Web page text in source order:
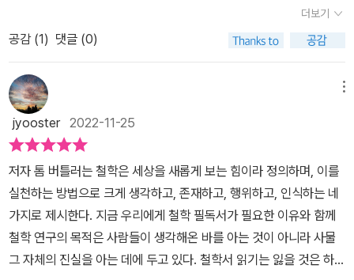
한 번쯤은 들어봤을 것이다.근대 철학의 아버지라 불리며 합리주의
철학자로 철학 뿐만 아니라 과학, 수학에도 지대한 공헌을 남긴 인물
이다.《제일철학에 관한 성찰》이 그의 대표 저작으로 앞서 말했던 유
명한 철학적 명제가 바로 이 책에 담겨 있다.이 명제로 인해 우리는 신
중심의 사고에서 벗어나 인간 중심의 사고에 접어들게 되었다해도 과
언이 아니다.사고의 전환이나 전복이었다.데카르트는 우리가 믿고 있
는 것들이 대부분 거짓이라 생각했으며, 잘못된 생각을 시정하고자
했다.'학문에서 무엇이든 확고한 것을 정립하려면 일생에 한 번은 모
든 것을 뒤집어엎고 최초의 토대에서 다시 시작해야 한다.'천문학, 의
학 같은 자연과학은 관찰과 측정에 기반을 두기 때문에 학문적으로
철학책으로 노벨문학상을 받은 앙리 베르고송의 <창조적 진화>, 헤
겔의 <정신현상학>, 칸트의 <순수이성비판>, 파스칼의 <팡세>, 사
르트르의 <존재와 무> 등 제목이 난해하거나 어려워 보인다는 선입
견으로 결코 읽지 않았을 법한 책도 이번 기회에 그 가치를 알게 되니
이 또한 즐겁습니다. 어떤 새로운 시각을 안기는지, 현대인들에게 던
지는 화두의 의미를 짚어주는 <세계 철학 필독서 50>입니다. 반면
제목만으로도 호기심을 끄는 책도 많았습니다. '톨스토이의 역사관에
대한 고찰'이란 부제가 붙은 이사야 벌린의 <고슴도치와 여우>는 인
간이 지식에 접근하는 방법을 톨스토이의 작품을 통해 기술하고 있어
흥미롭습니다. 한국어판으로 겨우 96쪽에 불과한 짧은 책이지만 수
많은 책에서 인용되고 있는 해리 프랭크퍼트의 <개소리에 대하여>,
행동경제학의 통찰을 만나는 대니얼 카너먼의 <생각에 관한 생각>,
자의 영역이 강하지만 이것도 시간 순서대로 본다면 서로가 영향을
주고 받았다. 고대 그리스 시대 철학자가 거의 동시다발적으로 등장
시 출발한다. 철학자는 이로부터 영향을 받아 승계하거나 거부하거
나 개선하는 식으로 철학을 발전시켰다. 철학이 발전해서 심리학
은 물론이고 뇌과학, 물리와 수학까지 전부 영향을 받았다. 과거에 철
학자는 수학이나 지금의 물리까지 전부 고민했다. 삼라만상에 대
해 전부 고민을 하고 이를 풀어내려 노력했다. 사고 체계를 통해 자신
의 생각을 밝히기 위한 방법으로 숫자로 표현하며 수학이 되었다. 당
시는 아니었지만 지금은 물리도 철학에 출발한다.이런 식으로 철학은
현대까지 이어져왔다. 인간 존재에 대해 처음과 달리 더욱 복잡해졌
다. 단순히 인간에 대한 개념을 선사했지만 시대가 흐르면서 남녀에
야기는 값지게 쌓여있지만사실 그들의 이야기를 하나하나 들여다보
는 일은 쉽지가 않다.시간도 많이 걸리고 내용도 어렵게 다가오기 때
문이다.<세계 철학 필독서 50>이 책은 2500년의 철학사에서 의미
있는 책 50권을 정리해두었다.하루하루 바쁘게 살아가지만 우리에게
꼭 필요한 철학에 대해서핵심적인 내용과 사상을 간략하면서도 명쾌
하게 설명해주고 있다.무엇보다도 이 책을 읽으면서 좋았던 부분은시
간 순서대로, 역사의 흐름에 따라 배열되지 않은 부분이다.각각의 책
은 연대기순이 아니라 이름순으로 구성되어있다.이 부분에 있어서 누
군가는 체계적이지 못해서 답답하다라고 말할 수 있을지 모르겠지만
도리어 이렇게 구성이 되어 있어서 각각의 책을 독립적으로 바라볼
수 있었다.철학사 흐름에 따라 볼 수도 있지만각각 한 권 한 권의 책을
따로따로 바라보다보니 각각의 책이 말하고자하는 내용을조금 더 면
더보기
공감 (1) 댓글 (0)
jyooster2022-11-25
저자 톰 버틀러는 철학은 세상을 새롭게 보는 힘이라 정의하며, 이를
실천하는 방법으로 크게 생각하고, 존재하고, 행위하고, 인식하는 네
가지로 제시한다. 지금 우리에게 철학 필독서가 필요한 이유와 함께
철학 연구의 목적은 사람들이 생각해온 바를 아는 것이 아니라 사물
그 자체의 진실을 아는 데에 두고 있다. 철학서 읽기는 잃을 것은 하나